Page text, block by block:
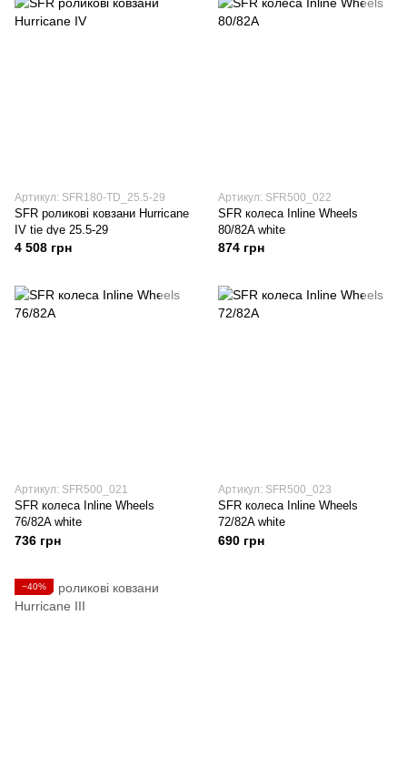
Артикул: SFR180-TD_25.5-29
SFR роликові ковзани Hurricane
IV tie dye 25.5-29
4 508 грн
Артикул: SFR500_022
SFR колеса Inline Wheels
80/82A white
874 грн
Артикул: SFR500_021
SFR колеса Inline Wheels
76/82A white
736 грн
Артикул: SFR500_023
SFR колеса Inline Wheels
72/82A white
690 грн
−40%